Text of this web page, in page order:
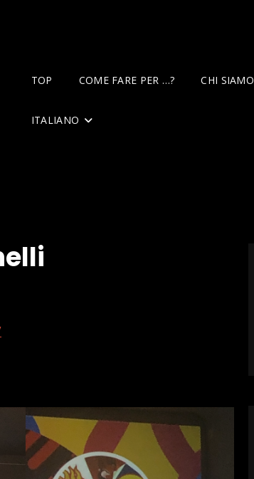
TOP COME FARE PER …? CHI SIAMO
ITALIANO